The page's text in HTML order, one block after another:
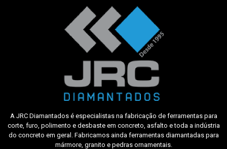
A JRC Diamantados é especialistas na fabricação de ferramentas para
corte, furo, polimento e desbaste em concreto, asfalto e toda a indústria
do concreto em geral. Fabricamos ainda ferramentas diamantadas para
mármore, granito e pedras ornamentais.